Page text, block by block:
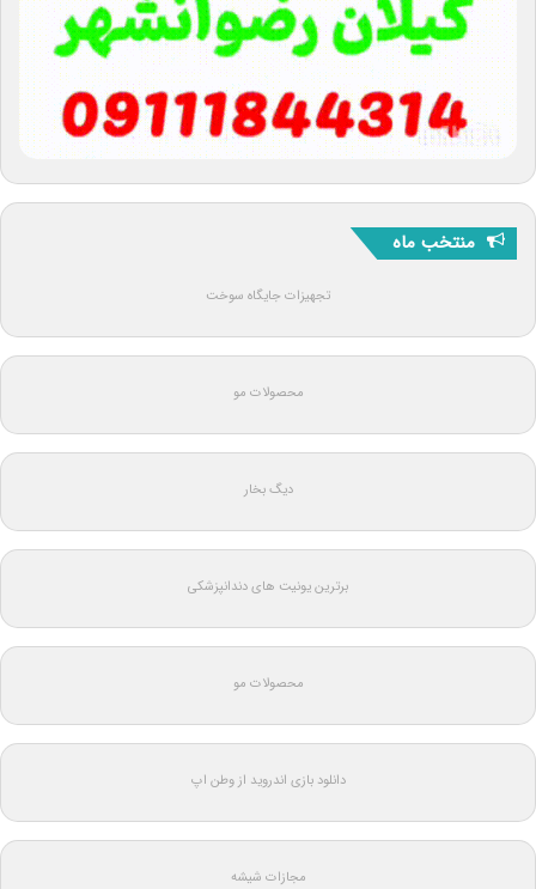
منتخب ماه
تجهیزات جایگاه سوخت
محصولات مو
دیگ بخار
برترین یونیت های دندانپزشکی
محصولات مو
دانلود بازی اندروید از وطن اپ
مجازات شیشه